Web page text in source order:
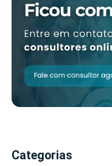
Categorias